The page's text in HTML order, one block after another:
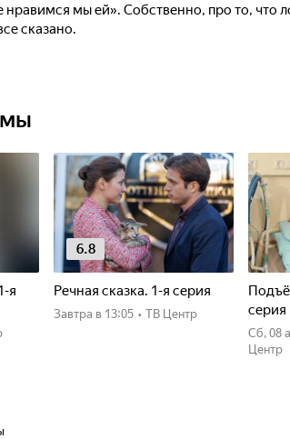
нравимся мы ей». Собственно, про то, что
сказано.
я
6.8
Речная сказка. 1-я серия
Завтра в 13:05 • ТВ Центр
серия
сб, 08
Центр